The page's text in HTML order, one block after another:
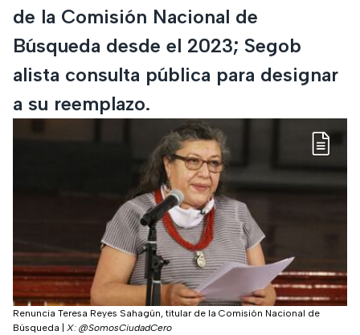
de la Comisión Nacional de
Búsqueda desde el 2023; Segob
alista consulta pública para designar
a su reemplazo.
Renuncia Teresa Reyes Sahagún, titular de la Comisión Nacional de
Búsqueda
X: @SomosCiudadCero